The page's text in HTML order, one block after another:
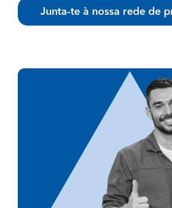
Junta-te à nossa rede de